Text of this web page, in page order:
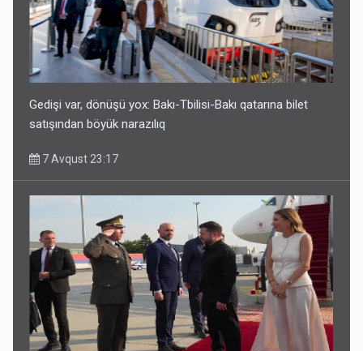
Gedişi var, dönüşü yox: Bakı-Tbilisi-Bakı qatarına bilet
satışından böyük narazılıq
7 Avqust 23:17